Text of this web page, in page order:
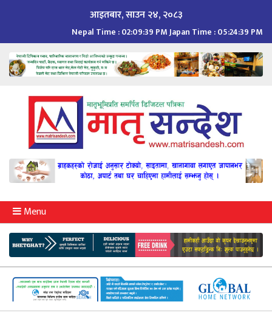
आइतबार, साउन २४, २०८३
Nepal Time : 02:09:40 PMJapan Time :05:24:40 PM
Menu